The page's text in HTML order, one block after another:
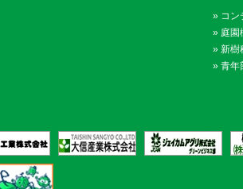
» コン
» 庭園
» 新樹
» 青年